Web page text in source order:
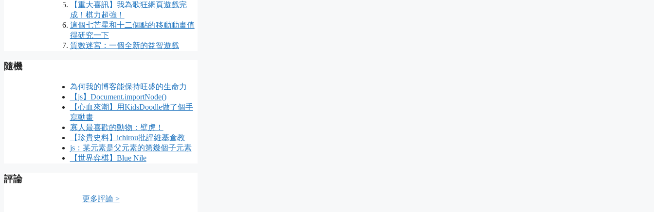
【重大喜訊】我為歌狂網頁遊戲完
成！棋力超強！
這個七芒星和十二個點的移動動畫值
得研究一下
質數迷宮：一個全新的益智遊戲
隨機
為何我的博客能保持旺盛的生命力
【js】Document.importNode()
【心血來潮】用KidsDoodle做了個手
寫動畫
寡人最喜歡的動物：壁虎！
【珍貴史料】ichirou批評維基倉教
js：某元素是父元素的第幾個子元素
【世界弈棋】Blue Nile
評論
更多評論 >